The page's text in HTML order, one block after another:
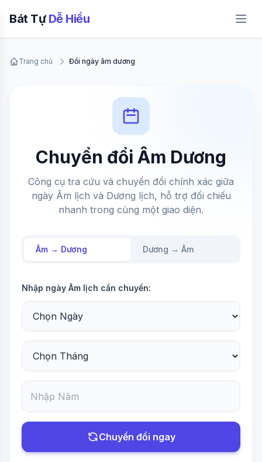
Bát Tự Dễ Hiểu
Trang chủ Đổi ngày âm dương
Chuyển đổi Âm Dương
Công cụ tra cứu và chuyển đổi chính xác giữa
ngày Âm lịch và Dương lịch, hỗ trợ đối chiếu
nhanh trong cùng một giao diện.
Âm → Dương Dương → Âm
Nhập ngày Âm lịch cần chuyển:
Chuyển đổi ngay